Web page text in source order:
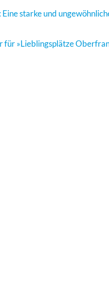
Eine starke und
für »Lieblingsplätze